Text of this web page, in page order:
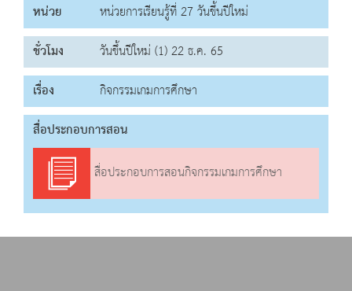
หน่วย
หน่วยการเรียนรู้ที่ 27 วันขึ้นปีใหม่
ชั่วโมง
วันขึ้นปีใหม่ (1) 22 ธ.ค. 65
เรื่อง
กิจกรรมเกมการศึกษา
สื่อประกอบการสอน
สื่อประกอบการสอนกิจกรรมเกมการศึกษา